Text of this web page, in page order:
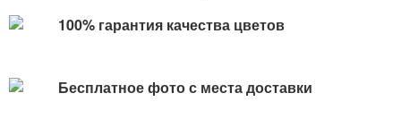
100% гарантия качества цветов
Бесплатное фото с места доставки